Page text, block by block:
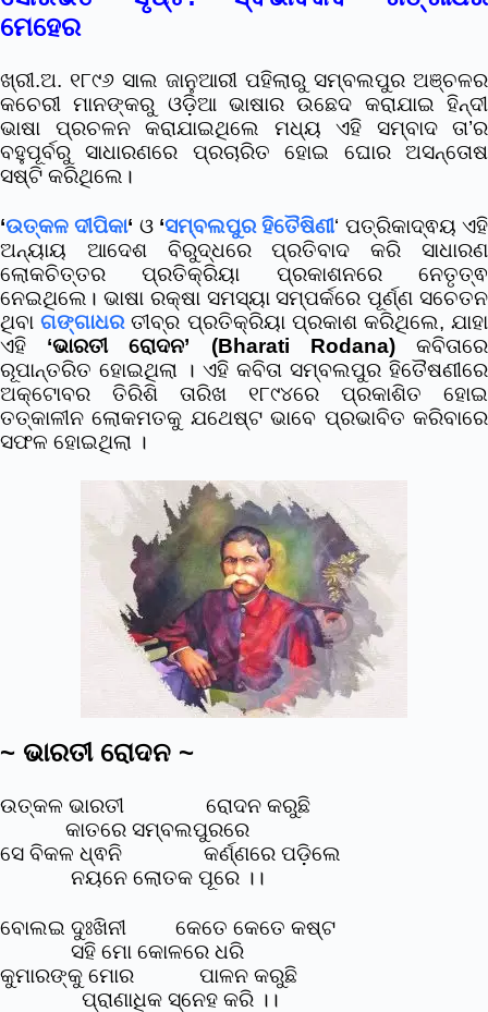
ମେହେର
ଖ୍ରୀ.ଅ. ୧୮୯୬ ସାଲ ଜାନୁଆରୀ ପହିଲାରୁ ସମ୍ବଲପୁର ଅଞ୍ଚଳର
କଚେରୀ ମାନଙ୍କରୁ ଓଡ଼ିଆ ଭାଷାର ଉଛେଦ କରାଯାଇ ହିନ୍ଦୀ
ଭାଷା ପ୍ରଚଳନ କରାଯାଇଥିଲେ ମଧ୍ୟ ଏହି ସମ୍ବାଦ ତା’ର
ବହୁପୂର୍ବରୁ ସାଧାରଣରେ ପ୍ରଚାରିତ ହୋଇ ଘୋର ଅସନ୍ତୋଷ
ସଷ୍ଟି କରିଥିଲେ।
‘ଉତ୍କଳ ଦୀପିକା‘ ଓ‘ସମ୍ବଲପୁର ହିତୈଷିଣୀ‘ ପତ୍ରିକାଦ୍ଵୟ ଏହି
ଅନ୍ୟାୟ ଆଦେଶ ବିରୁଦ୍ଧରେ ପ୍ରତିବାଦ କରି ସାଧାରଣ
ଲୋକଚିତ୍ତର ପ୍ରତିକ୍ରିୟା ପ୍ରକାଶନରେ ନେତୃତ୍ଵ
ନେଇଥିଲେ। ଭାଷା ରକ୍ଷା ସମସ୍ୟା ସମ୍ପର୍କରେ ପୂର୍ଣ୍ଣ ସଚେତନ
ଥିବାଗଙ୍ଗାଧରତୀବ୍ର ପ୍ରତିକ୍ରିୟା ପ୍ରକାଶ କରିଥିଲେ, ଯାହା
ଏହି ‘ଭାରତୀ ରୋଦନ’ (Bharati Rodana)କବିତାରେ
ରୂପାନ୍ତରିତ ହୋଇଥିଲା । ଏହି କବିତା ସମ୍ବଲପୁର ହିତୈଷଣୀରେ
ଅକ୍ଟୋବର ତିରିଶି ତାରିଖ ୧୮୯୪ରେ ପ୍ରକାଶିତ ହୋଇ
ତତ୍କାଳୀନ ଲୋକମତକୁ ଯଥେଷ୍ଟ ଭାବେ ପ୍ରଭାବିତ କରିବାରେ
ସଫଳ ହୋଇଥିଲା ।
~ ଭାରତୀ ରୋଦନ ~
ଉତ୍କଳ ଭାରତୀ ରୋଦନ କରୁଛି
କାତରେ ସମ୍ବଲପୁରରେ
ସେ ବିକଳ ଧ୍ଵନି କର୍ଣ୍ଣରେ ପଡ଼ିଲେ
ନୟନେ ଲୋତକ ପୂରେ ।।
ବୋଲଇ ଦୁଃଖିନୀ କେତେ କେତେ କଷ୍ଟ
ସହି ମୋ କୋଳରେ ଧରି
କୁମାରଙ୍କୁ ମୋର ପାଳନ କରୁଛି
ପ୍ରାଣାଧିକ ସ୍ନେହ କରି ।।